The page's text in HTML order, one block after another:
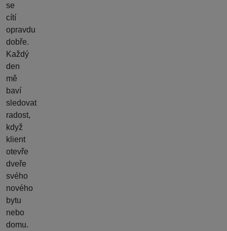
se
cítí
opravdu
dobře.
Každý
den
mě
baví
sledovat
radost,
když
klient
otevře
dveře
svého
nového
bytu
nebo
domu.